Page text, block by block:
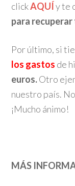
clickAQUÍy te
para
Por último, si
los gastos de
euros.Otro
nuestro país.
¡Mucho ánimo!
MÁS